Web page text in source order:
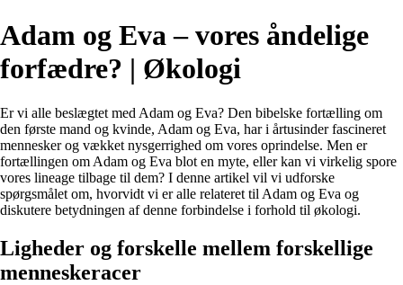
Adam og Eva – vores åndelige
forfædre? | Økologi
Er vi alle beslægtet med Adam og Eva? Den bibelske fortælling om
den første mand og kvinde, Adam og Eva, har i årtusinder fascineret
mennesker og vækket nysgerrighed om vores oprindelse. Men er
fortællingen om Adam og Eva blot en myte, eller kan vi virkelig spore
vores lineage tilbage til dem? I denne artikel vil vi udforske
spørgsmålet om, hvorvidt vi er alle relateret til Adam og Eva og
diskutere betydningen af denne forbindelse i forhold til økologi.
Ligheder og forskelle mellem forskellige
menneskeracer